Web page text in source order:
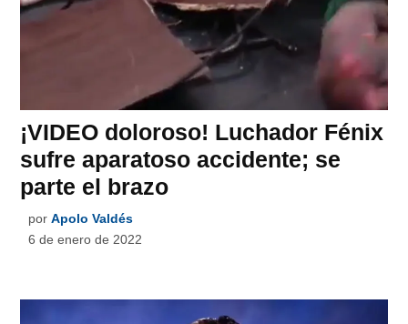
¡VIDEO doloroso! Luchador Fénix
sufre aparatoso accidente; se
parte el brazo
por Apolo Valdés
6 de enero de 2022